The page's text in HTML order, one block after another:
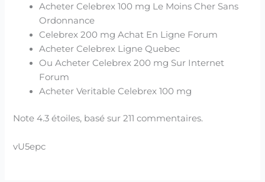
Acheter Celebrex 100 mg Le Moins Cher Sans
Ordonnance
Celebrex 200 mg Achat En Ligne Forum
Acheter Celebrex Ligne Quebec
Ou Acheter Celebrex 200 mg Sur Internet
Forum
Acheter Veritable Celebrex 100 mg
Note4.3 étoiles, basé sur211 commentaires.
vU5epc